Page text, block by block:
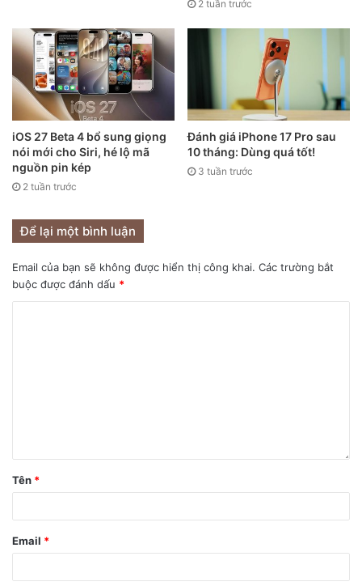
2 tuần trước
iOS 27 Beta 4 bổ sung giọng
nói mới cho Siri, hé lộ mã
nguồn pin kép
2 tuần trước
Đánh giá iPhone 17 Pro sau
10 tháng: Dùng quá tốt!
3 tuần trước
Để lại một bình luận
Email của bạn sẽ không được hiển thị công khai. Các trường bắt
buộc được đánh dấu *
Tên *
Email *